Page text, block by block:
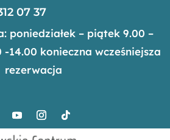
07 37
poniedziałek – piątek 9.00 –
14.00 konieczna wcześniejsza
rezerwacja